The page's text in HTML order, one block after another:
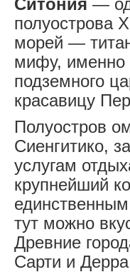
Ситония —
полуострова
морей —
мифу, именно
подземного
красавицу
Полуостров
Сиенгитико,
услугам
крупнейший
тут можно
Древние
Сарти и